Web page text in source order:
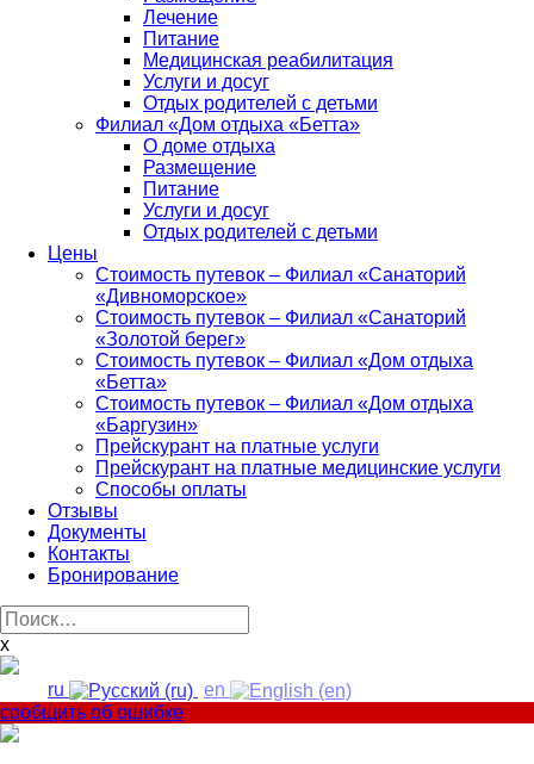
Лечение
Питание
Медицинская реабилитация
Услуги и досуг
Отдых родителей с детьми
Филиал «Дом отдыха «Бетта»
О доме отдыха
Размещение
Питание
Услуги и досуг
Отдых родителей с детьми
Цены
Стоимость путевок – Филиал «Санаторий
«Дивноморское»
Стоимость путевок – Филиал «Санаторий
«Золотой берег»
Стоимость путевок – Филиал «Дом отдыха
«Бетта»
Стоимость путевок – Филиал «Дом отдыха
«Баргузин»
Прейскурант на платные услуги
Прейскурант на платные медицинские услуги
Способы оплаты
Отзывы
Документы
Контакты
Бронирование
Найти:
x
ru
en
сообщить об ошибке